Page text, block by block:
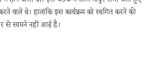
वाले थे। हालांकि इस कार्यक्रम को स्थगित करने की
से सामने नहीं आई है।